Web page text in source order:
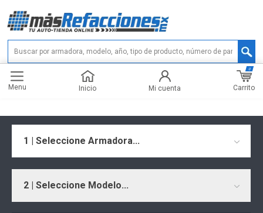
Menu Inicio Mi cuenta Carrito
0
1 | Seleccione Armadora...
2 | Seleccione Modelo...